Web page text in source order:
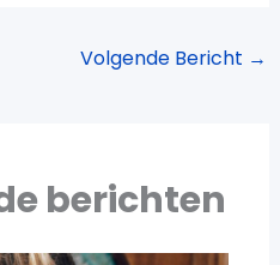
Volgende Bericht →
berichten